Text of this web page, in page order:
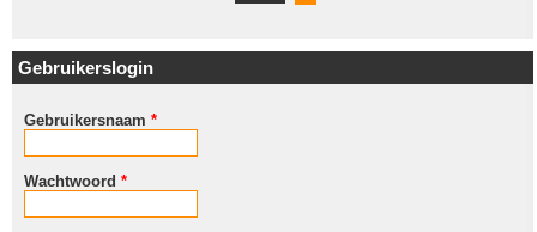
Gebruikerslogin
Gebruikersnaam *
Wachtwoord *